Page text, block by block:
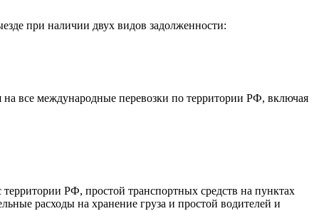
при наличии двух видов задолженности:
все международные перевозки по территории РФ, включая
РФ, простой транспортных средств на пунктах
расходы на хранение груза и простой водителей и